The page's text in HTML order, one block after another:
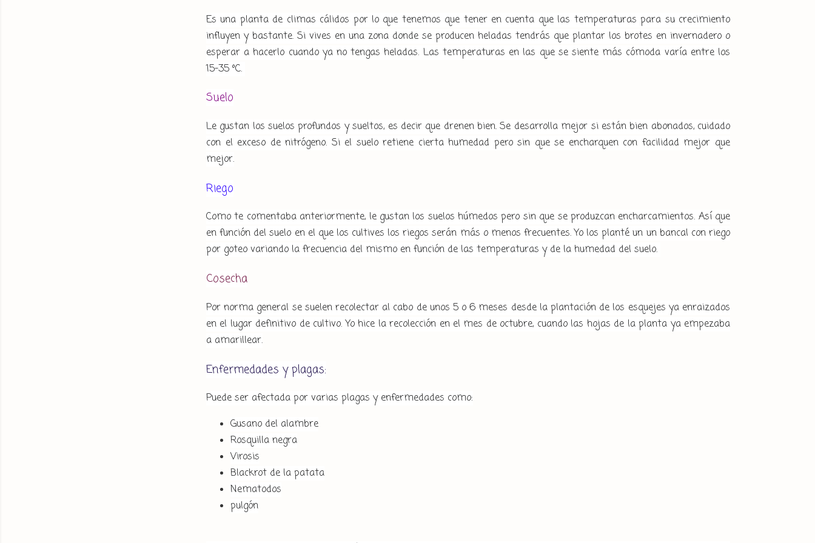
Es una planta de climas cálidos por lo que tenemos que tener en cuenta que las temperaturas para su crecimiento
influyen y bastante. Si vives en una zona donde se producen heladas tendrás que plantar los brotes en invernadero o
esperar a hacerlo cuando ya no tengas heladas. Las temperaturas en las que se siente más cómoda varía entre los
15-35 ºC.
Suelo
Le gustan los suelos profundos y sueltos, es decir que drenen bien. Se desarrolla mejor si están bien abonados, cuidado
con el exceso de nitrógeno. Si el suelo retiene cierta humedad pero sin que se encharquen con facilidad mejor que
mejor.
Riego
Como te comentaba anteriormente, le gustan los suelos húmedos pero sin que se produzcan encharcamientos. Así que
en función del suelo en el que los cultives los riegos serán más o menos frecuentes. Yo los planté un un bancal con riego
por goteo variando la frecuencia del mismo en función de las temperaturas y de la humedad del suelo.
Cosecha
Por norma general se suelen recolectar al cabo de unos 5 o 6 meses desde la plantación de los esquejes ya enraizados
en el lugar definitivo de cultivo. Yo hice la recolección en el mes de octubre, cuando las hojas de la planta ya empezaba
a amarillear.
Enfermedades y plagas:
Puede ser afectada por varias plagas y enfermedades como:
Gusano del alambre
Rosquilla negra
Virosis
Blackrot de la patata
Nematodos
pulgón